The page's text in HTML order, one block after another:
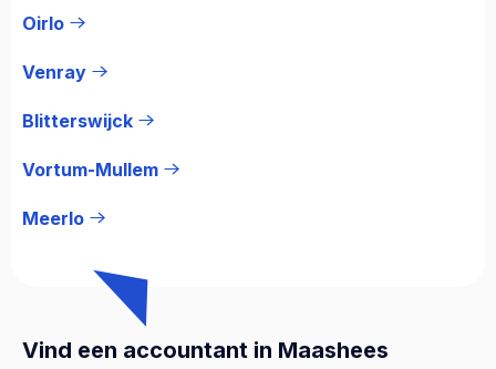
Oirlo
Venray
Blitterswijck
Vortum-Mullem
Meerlo
Vind een accountant in Maashees